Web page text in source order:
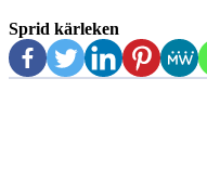
Sprid kärleken